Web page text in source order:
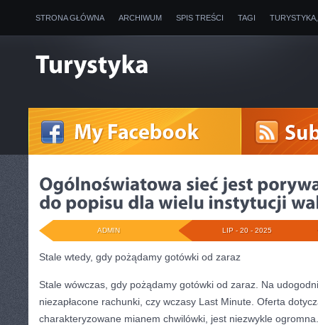
STRONA GŁÓWNA ARCHIWUM SPIS TREŚCI TAGI
LIP - 20 - 2025
ADMIN
Stale wtedy, gdy pożądamy gotówki od zaraz
Stale wówczas, gdy pożądamy gotówki od zaraz. Na
niezapłacone rachunki, czy wczasy Last Minute. Oferta
charakteryzowane mianem chwilówki, jest niezwykle